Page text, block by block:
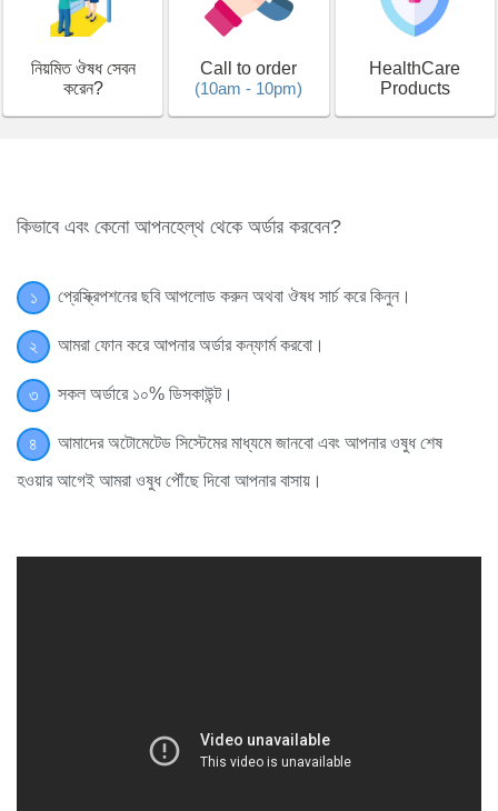
নিয়মিত ঔষধ সেবন
করেন?
Call to order
(10am - 10pm)
HealthCare
Products
কিভাবে এবং কেনো আপনহেল্‌থ থেকে অর্ডার করবেন?
১ প্রেস্ক্রিপশনের ছবি আপলোড করুন অথবা ঔষধ সার্চ করে কিনুন।
২ আমরা ফোন করে আপনার অর্ডার কন্ফার্ম করবো।
৩ সকল অর্ডারে ১০% ডিসকাউন্ট।
৪
আমাদের অটোমেটেড সিস্টেমের মাধ্যমে জানবো এবং আপনার ওষুধ শেষ
হওয়ার আগেই আমরা ওষুধ পৌঁছে দিবো আপনার বাসায়।